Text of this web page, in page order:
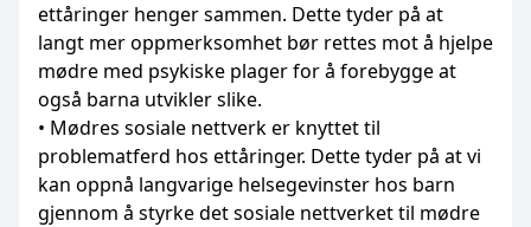
ettåringer henger sammen. Dette tyder på at
langt mer oppmerksomhet bør rettes mot å hjelpe
mødre med psykiske plager for å forebygge at
også barna utvikler slike.
• Mødres sosiale nettverk er knyttet til
problematferd hos ettåringer. Dette tyder på at vi
kan oppnå langvarige helsegevinster hos barn
gjennom å styrke det sosiale nettverket til mødre